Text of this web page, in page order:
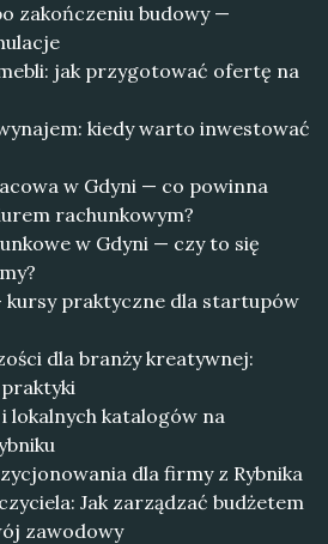
zakończeniu budowy —
jak przygotować ofertę na
kiedy warto inwestować
w Gdyni — co powinna
rachunkowym?
w Gdyni — czy to się
kursy praktyczne dla startupów
dla branży kreatywnej:
lokalnych katalogów na
dla firmy z Rybnika
Jak zarządzać budżetem
zawodowy